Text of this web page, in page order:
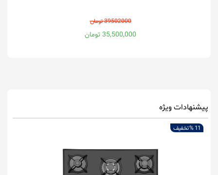
39502000 تومان
35,500,000 تومان
پیشنهادات ویژه
11 % تخفیف